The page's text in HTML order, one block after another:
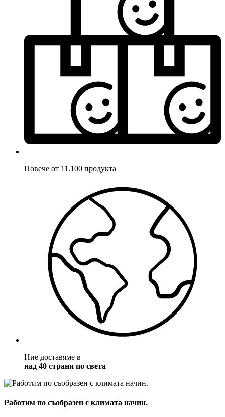
Повече от 11.100 продукта
Ние доставяме в
над 40 страни по света
Работим по съобразен с климата начин.